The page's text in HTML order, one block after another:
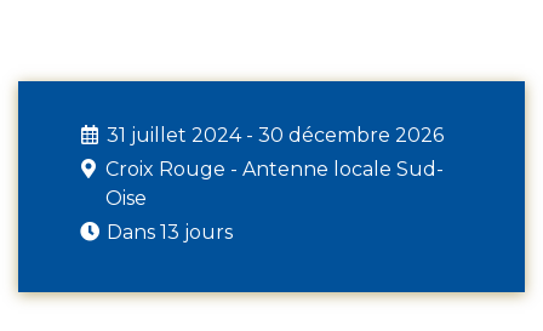
31 juillet 2024 - 30 décembre 2026
Croix Rouge - Antenne locale Sud-
Oise
Dans 13 jours